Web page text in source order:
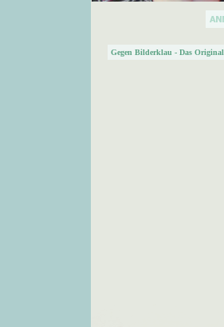
Gegen Bilderklau - Das Original